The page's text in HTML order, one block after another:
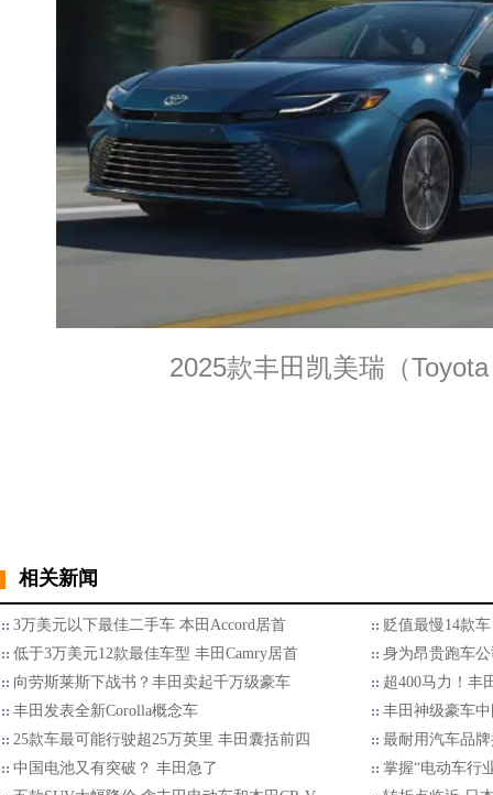
2025款丰田凯美瑞（
相关新闻
3万美元以下最佳二手车 本田Accord居首
贬值最慢14款
低于3万美元12款最佳车型 丰田Camry居首
身为昂贵跑车
向劳斯莱斯下战书？丰田卖起千万级豪车
超400马力！丰
丰田发表全新Corolla概念车
丰田神级豪车
25款车最可能行驶超25万英里 丰田囊括前四
最耐用汽车品
中国电池又有突破？ 丰田急了
掌握“电动车行